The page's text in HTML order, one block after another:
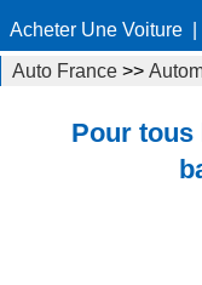
Acheter Une Voiture
Auto France >>
Pour tous